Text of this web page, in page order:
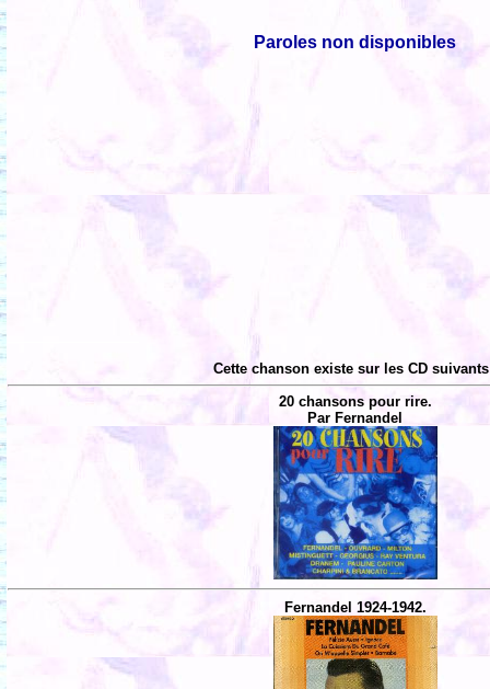
Paroles non disponibles
Cette chanson existe sur les CD
20 chansons pour rire.
Par Fernandel
Fernandel 1924-1942.